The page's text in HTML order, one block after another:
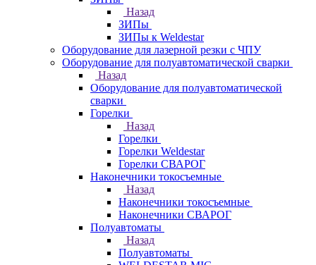
Назад
ЗИПы
ЗИПы к Weldestar
Оборудование для лазерной резки с ЧПУ
Оборудование для полуавтоматической сварки
Назад
Оборудование для полуавтоматической
сварки
Горелки
Назад
Горелки
Горелки Weldestar
Горелки СВАРОГ
Наконечники токосъемные
Назад
Наконечники токосъемные
Наконечники СВАРОГ
Полуавтоматы
Назад
Полуавтоматы